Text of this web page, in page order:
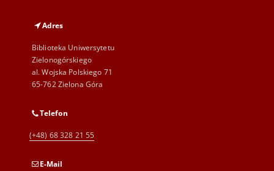
Adres
Biblioteka Uniwersytetu
Zielonogórskiego
al. Wojska Polskiego 71
65-762 Zielona Góra
Telefon
(+48) 68 328 21 55
E-Mail